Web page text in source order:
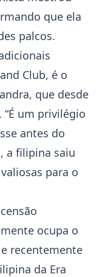
que ela
palcos.
Club, é o
que desde
um privilégio
antes do
a filipina saiu
para o
ocupa o
recentemente
da Era